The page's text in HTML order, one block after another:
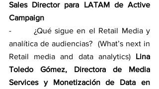
Sales Director para LATAM de Active
Campaign
-       ¿Qué sigue en el Retail Media y
analítica de audiencias?  (What’s next in
Retail media and data analytics) Lina
Toledo Gómez, Directora de Media
Services y Monetización de Data en